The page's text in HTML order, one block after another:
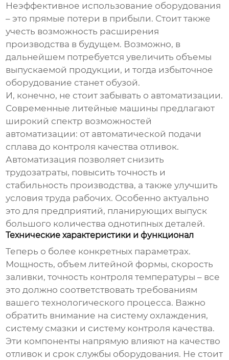
Неэффективное использование оборудования
– это прямые потери в прибыли. Стоит также
учесть возможность расширения
производства в будущем. Возможно, в
дальнейшем потребуется увеличить объемы
выпускаемой продукции, и тогда избыточное
оборудование станет обузой.
И, конечно, не стоит забывать о автоматизации.
Современныелитейные машины предлагают
широкий спектр возможностей
автоматизации: от автоматической подачи
сплава до контроля качества отливок.
Автоматизация позволяет снизить
трудозатраты, повысить точность и
стабильность производства, а также улучшить
условия труда рабочих. Особенно актуально
это для предприятий, планирующих выпуск
большого количества однотипных деталей.
Технические характеристики и функционал
Теперь о более конкретных параметрах.
Мощность, объем литейной формы, скорость
заливки, точность контроля температуры – все
это должно соответствовать требованиям
вашего технологического процесса. Важно
обратить внимание на систему охлаждения,
систему смазки и систему контроля качества.
Эти компоненты напрямую влияют на качество
отливок и срок службы оборудования. Не стоит